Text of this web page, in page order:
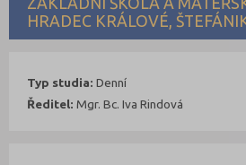
ZÁKLADNÍ ŠKOLA A
HRADEC KRÁLOVÉ,
Typ studia: Denní
Ředitel: Mgr. Bc. Iva Rindová